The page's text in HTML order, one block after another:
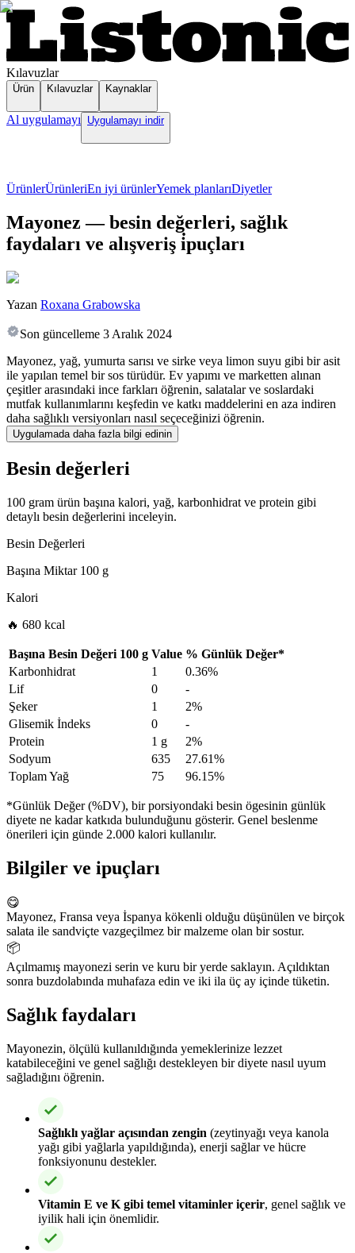
Kılavuzlar
Ürün Kılavuzlar Kaynaklar
Al uygulamayı Uygulamayı indir
ÜrünlerÜrünleriEn iyi ürünlerYemek planlarıDiyetler
Mayonez — besin değerleri, sağlık
faydaları ve alışveriş i̇puçları
Yazan Roxana Grabowska
Son güncelleme 3 Aralık 2024
Mayonez, yağ, yumurta sarısı ve sirke veya limon suyu gibi bir asit
ile yapılan temel bir sos türüdür. Ev yapımı ve marketten alınan
çeşitler arasındaki ince farkları öğrenin, salatalar ve soslardaki
mutfak kullanımlarını keşfedin ve katkı maddelerini en aza indiren
daha sağlıklı versiyonları nasıl seçeceğinizi öğrenin.
Uygulamada daha fazla bilgi edinin
Besin değerleri
100 gram ürün başına kalori, yağ, karbonhidrat ve protein gibi
detaylı besin değerlerini inceleyin.
Besin Değerleri
Başına Miktar100 g
Kalori
🔥 680 kcal
Başına Besin Değeri 100 g Value % Günlük Değer*
Karbonhidrat
1
0.36%
Lif
0
-
Şeker
1
2%
Glisemik İndeks
0
-
Protein
1 g
2%
Sodyum
635
27.61%
Toplam Yağ
75 96.15%
*Günlük Değer (%DV), bir porsiyondaki besin ögesinin günlük
diyete ne kadar katkıda bulunduğunu gösterir. Genel beslenme
önerileri için günde 2.000 kalori kullanılır.
Bilgiler ve ipuçları
😋
Mayonez, Fransa veya İspanya kökenli olduğu düşünülen ve birçok
salata ile sandviçte vazgeçilmez bir malzeme olan bir sostur.
📦
Açılmamış mayonezi serin ve kuru bir yerde saklayın. Açıldıktan
sonra buzdolabında muhafaza edin ve iki ila üç ay içinde tüketin.
Sağlık faydaları
Mayonezin, ölçülü kullanıldığında yemeklerinize lezzet
katabileceğini ve genel sağlığı destekleyen bir diyete nasıl uyum
sağladığını öğrenin.
Sağlıklı yağlar açısından zengin (zeytinyağı veya kanola
yağı gibi yağlarla yapıldığında), enerji sağlar ve hücre
fonksiyonunu destekler.
Vitamin E ve K gibi temel vitaminler içerir, genel sağlık ve
iyilik hali için önemlidir.